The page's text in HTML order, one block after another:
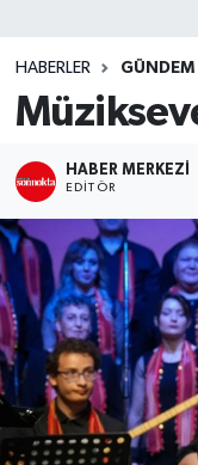
HABERLER GÜNDEM
HABER MERKEZI
EDITÖR
Teknoloji
TRABZON
Yaşam